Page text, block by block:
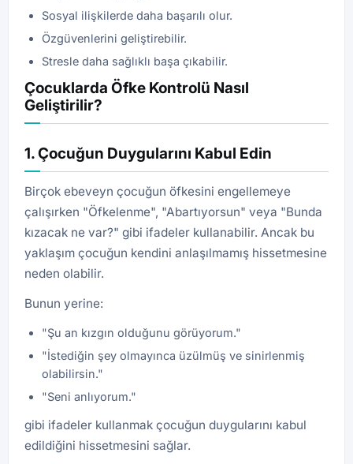
Sosyal ilişkilerde daha başarılı olur.
Özgüvenlerini geliştirebilir.
Stresle daha sağlıklı başa çıkabilir.
Çocuklarda Öfke Kontrolü Nasıl
Geliştirilir?
1. Çocuğun Duygularını Kabul Edin
Birçok ebeveyn çocuğun öfkesini engellemeye
çalışırken "Öfkelenme", "Abartıyorsun" veya "Bunda
kızacak ne var?" gibi ifadeler kullanabilir. Ancak bu
yaklaşım çocuğun kendini anlaşılmamış hissetmesine
neden olabilir.
Bunun yerine:
"Şu an kızgın olduğunu görüyorum."
"İstediğin şey olmayınca üzülmüş ve sinirlenmiş
olabilirsin."
"Seni anlıyorum."
gibi ifadeler kullanmak çocuğun duygularını kabul
edildiğini hissetmesini sağlar.